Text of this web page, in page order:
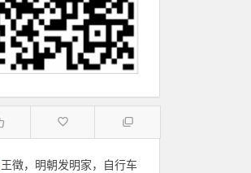
王徵，明朝发明家，自行车